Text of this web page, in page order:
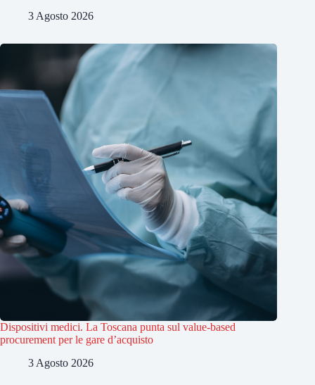
3 Agosto 2026
Dispositivi medici. La Toscana punta sul value-based
procurement per le gare d’acquisto
3 Agosto 2026